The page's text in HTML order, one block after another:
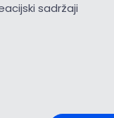
sadržaji